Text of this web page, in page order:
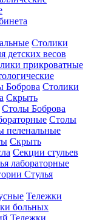
Столики
детских весов
прикроватные
Боброва Столики
Скрыть
Столы Боброва
Столы
пеленальные
Скрыть
Секции стульев
лабораторные
Стулья
Тележки
больных
Тележки